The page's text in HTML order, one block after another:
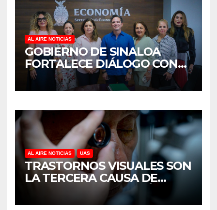
AL AIRE NOTICIAS
GOBIERNO DE SINALOA
FORTALECE DIÁLOGO CON
MUJERES EMPRESARIAS DE
CULIACÁN
AL AIRE NOTICIAS UAS
TRASTORNOS VISUALES SON
LA TERCERA CAUSA DE
DISCAPACIDAD EN MÉXICO,
REVELA ESTUDIO DEL